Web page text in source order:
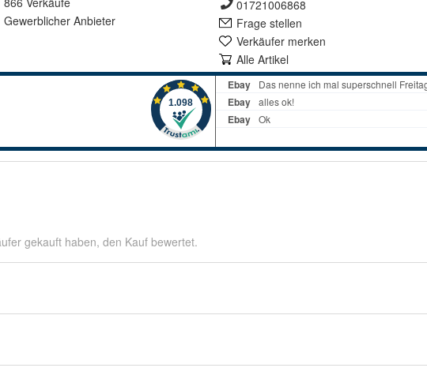
Gewerblicher Anbieter
01721006868
Frage stellen
Verkäufer merken
Alle Artikel
gekauft haben, den Kauf bewertet.